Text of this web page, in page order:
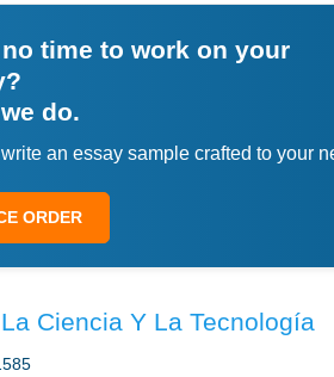
no time to work on your
do.
an essay sample crafted to your
ORDER
Ciencia Y La Tecnología